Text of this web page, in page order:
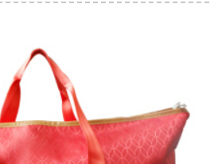
の布団に芯家庭
ランダに使われ
。
ンガの学生寮によっ